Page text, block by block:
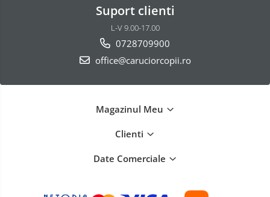
Suport clienti
L-V 9.00-17.00
0728709900
office@caruciorcopii.ro
Magazinul Meu
Clienti
Date Comerciale